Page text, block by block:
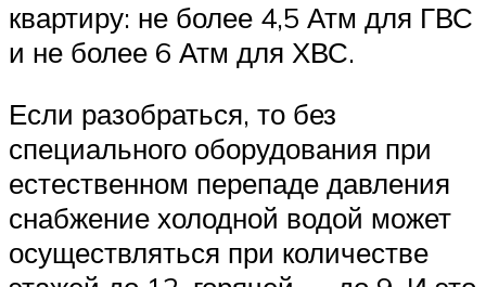
квартиру: не более 4,5 Атм для ГВС
и не более 6 Атм для ХВС.
Если разобраться, то без
специального оборудования при
естественном перепаде давления
снабжение холодной водой может
осуществляться при количестве